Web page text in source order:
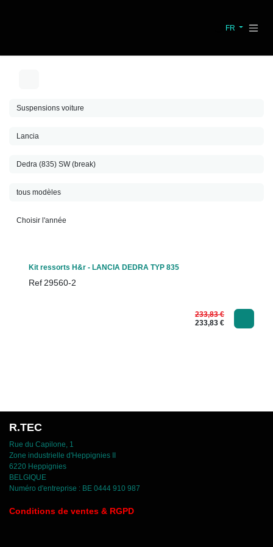
FR
Kit ressorts H&r - LANCIA DEDRA TYP 835
Ref 29560-2
233,83€
233,83 €
R.TEC
Rue du Capilone, 1
Zone industrielle d'Heppignies II
6220 Heppignies
BELGIQUE
Numéro d'entreprise : BE 0444 910 987
Conditions de ventes & RGPD